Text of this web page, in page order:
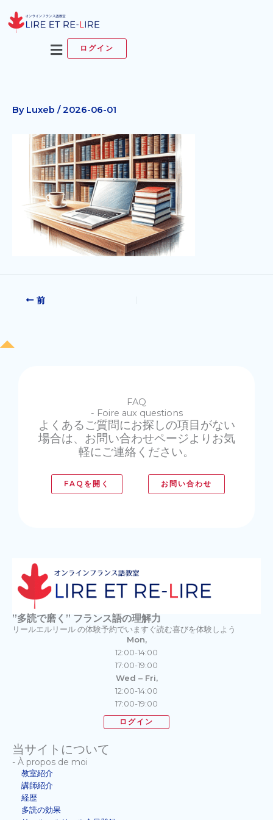
容
メ
ニ
ログイン
By Luxeb /2026-06-01
前
FAQ
- Foire aux questions
よくあるご質問にお探しの項目がない
場合は、お問い合わせページよりお気
軽にご連絡ください。
FAQを開く お問い合わせ
”多読で磨く” フランス語の理解力
リールエルリール の体験予約でいますぐ読む喜びを体験しよう
Mon,
12:00-14:00
17:00-19:00
Wed – Fri,
12:00-14:00
17:00-19:00
ログイン
当サイトについて
- À propos de moi
教室紹介
講師紹介
経歴
多読の効果